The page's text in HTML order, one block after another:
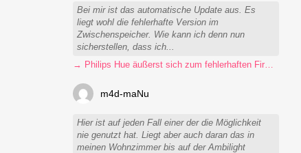
Bei mir ist das automatische Update aus. Es
liegt wohl die fehlerhafte Version im
Zwischenspeicher. Wie kann ich denn nun
sicherstellen, dass ich...
→ Philips Hue äußerst sich zum fehlerhaften Firmware-Update
m4d-maNu
Hier ist auf jeden Fall einer der die Möglichkeit
nie genutzt hat. Liegt aber auch daran das in
meinen Wohnzimmer bis auf der Ambilight